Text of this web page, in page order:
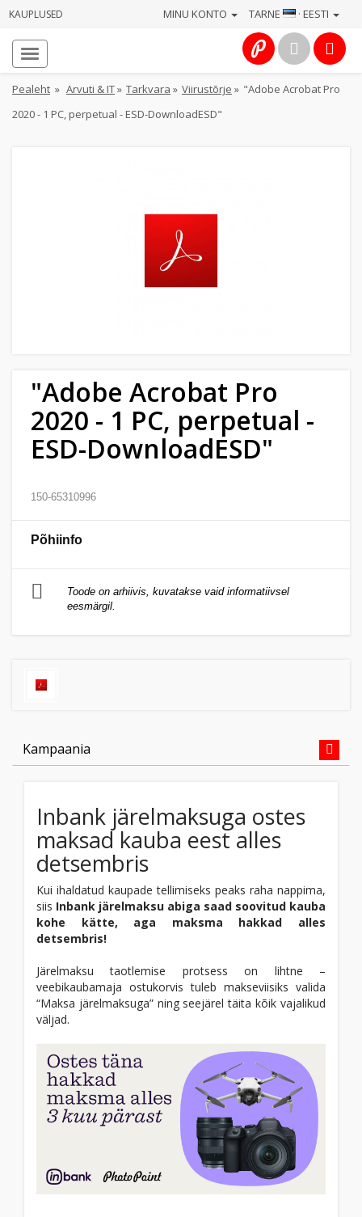
KAUPLUSED TARNE · EESTI
MINU KONTO
Pealeht » Arvuti & IT» Tarkvara » Viirustõrje » "Adobe Acrobat Pro
2020 - 1 PC, perpetual - ESD-DownloadESD"
"Adobe Acrobat Pro
2020 - 1 PC, perpetual -
ESD-DownloadESD"
150-65310996
Põhiinfo
Toode on arhiivis, kuvatakse vaid informatiivsel
eesmärgil.
Kampaania
Inbank järelmaksuga ostes
maksad kauba eest alles
detsembris
Kui ihaldatud kaupade tellimiseks peaks raha nappima,
siis Inbank järelmaksu abiga saad soovitud kauba
kohe kätte, aga maksma hakkad alles
detsembris!
Järelmaksu taotlemise protsess on lihtne –
veebikaubamaja ostukorvis tuleb makseviisiks valida
“Maksa järelmaksuga” ning seejärel täita kõik vajalikud
väljad.
Info
Teenused
aed
Ilu
tervis
Sport
hobi